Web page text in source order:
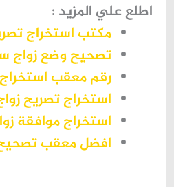
اطلع علي المزيد :
مكتب استخراج
تصحيح وضع زواج
رقم معقب
استخراج تصريح
استخراج موافقة
افضل معقب